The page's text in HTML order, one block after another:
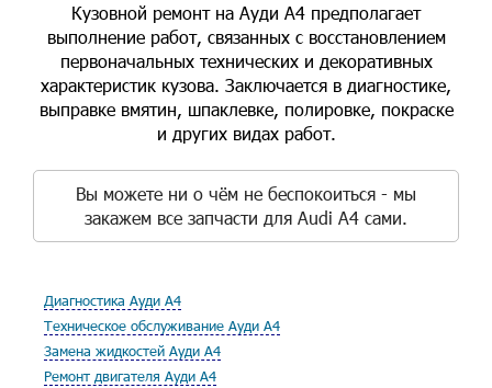
Кузовной ремонт на Ауди А4 предполагает
выполнение работ, связанных с восстановлением
первоначальных технических и декоративных
характеристик кузова. Заключается в диагностике,
выправке вмятин, шпаклевке, полировке, покраске
и других видах работ.
Вы можете ни о чём не беспокоиться - мы
закажем все запчасти для Audi A4 сами.
Диагностика Ауди А4
Техническое обслуживание Ауди А4
Замена жидкостей Ауди А4
Ремонт двигателя Ауди А4